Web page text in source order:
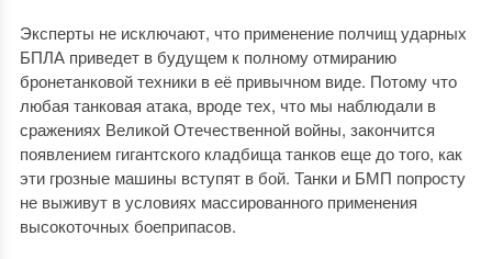
Эксперты не исключают, что применение полчищ ударных
БПЛА приведет в будущем к полному отмиранию
бронетанковой техники в её привычном виде. Потому что
любая танковая атака, вроде тех, что мы наблюдали в
сражениях Великой Отечественной войны, закончится
появлением гигантского кладбища танков еще до того, как
эти грозные машины вступят в бой. Танки и БМП попросту
не выживут в условиях массированного применения
высокоточных боеприпасов.